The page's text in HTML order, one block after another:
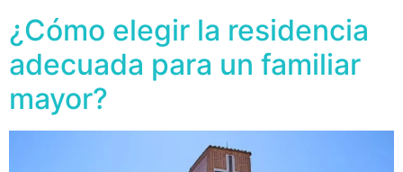
¿Cómo elegir la residencia
adecuada para un familiar
mayor?